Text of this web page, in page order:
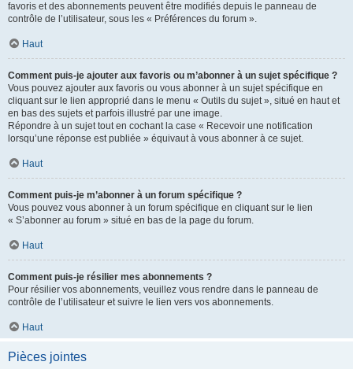
favoris et des abonnements peuvent être modifiés depuis le panneau de
contrôle de l’utilisateur, sous les « Préférences du forum ».
Haut
Comment puis-je ajouter aux favoris ou m’abonner à un sujet spécifique ?
Vous pouvez ajouter aux favoris ou vous abonner à un sujet spécifique en
cliquant sur le lien approprié dans le menu « Outils du sujet », situé en haut et
en bas des sujets et parfois illustré par une image.
Répondre à un sujet tout en cochant la case « Recevoir une notification
lorsqu’une réponse est publiée » équivaut à vous abonner à ce sujet.
Haut
Comment puis-je m’abonner à un forum spécifique ?
Vous pouvez vous abonner à un forum spécifique en cliquant sur le lien
« S’abonner au forum » situé en bas de la page du forum.
Haut
Comment puis-je résilier mes abonnements ?
Pour résilier vos abonnements, veuillez vous rendre dans le panneau de
contrôle de l’utilisateur et suivre le lien vers vos abonnements.
Haut
Pièces jointes